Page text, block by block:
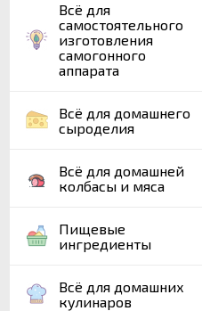
Всё для
самостоятельного
изготовления
самогонного
аппарата
Всё для домашнего
сыроделия
Всё для домашней
колбасы и мяса
Пищевые
ингредиенты
Всё для домашних
кулинаров